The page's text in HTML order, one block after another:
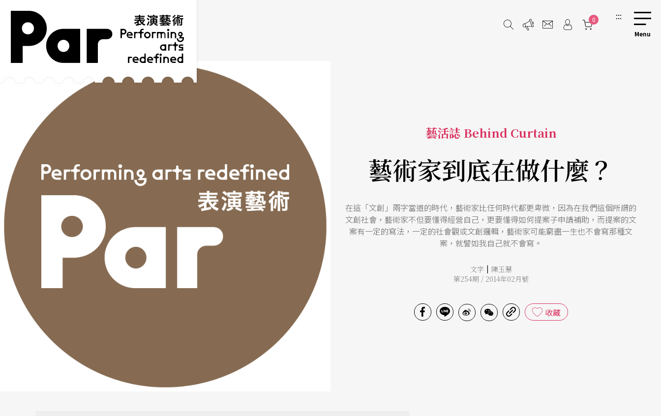
跳到主要內容區塊
網站導覽
0 :::
藝活誌 Behind Curtain
藝術家到底在做什麼？
在這「文創」兩字當道的時代，藝術家比任何時代都更卑微，因為在我們這個所謂的
文創社會，藝術家不但要懂得經營自己，更要懂得如何提案子申請補助，而提案的文
案有一定的寫法，一定的社會觀或文創邏輯，藝術家可能窮盡一生也不會寫那種文
案，就譬如我自己就不會寫。
文字 | 陳玉慧
第254期 / 2014年02月號
收藏